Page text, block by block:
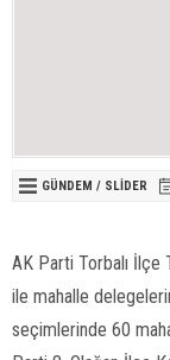
GÜNDEM / SLİDER
AK Parti Torbalı İlçe
ile mahalle
seçimlerinde 60